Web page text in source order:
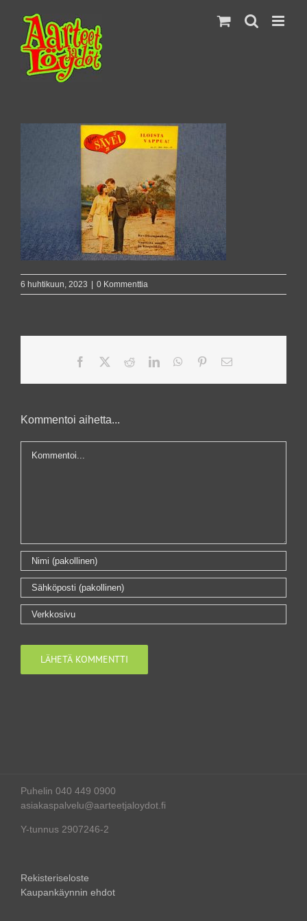
content
6 huhtikuun, 2023 0 Kommenttia
Facebook RedditLinkedInWhatsApp
PinterestSähköposti
Kommentoi aihetta...
Puhelin 040 449 0900
asiakaspalvelu@aarteetjaloydot.fi
Y-tunnus 2907246-2
Rekisteriseloste
Kaupankäynnin ehdot